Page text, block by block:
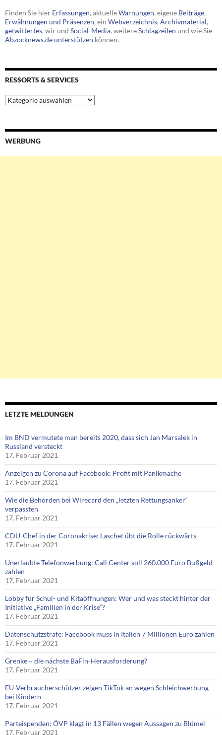
Finden Sie hier Erfassungen, aktuelleWarnungen, eigene Beiträge,
Erwähnungen und Präsenzen, ein Webverzeichnis, Archivmaterial,
getwittertes, wir und Social-Media, weitereSchlagzeilen und wie Sie
Abzocknews.de unterstützen können.
RESSORTS & SERVICES
Ressorts
&
WERBUNG
LETZTE MELDUNGEN
Im BND vermutete man bereits 2020, dass sich Jan Marsalek in
Russland versteckt
17. Februar 2021
Anzeigen zu Corona auf Facebook: Profit mit Panikmache
17. Februar 2021
Wie die Behörden bei Wirecard den „letzten Rettungsanker“
verpassten
17. Februar 2021
CDU-Chef in der Coronakrise: Laschet übt die Rolle rückwärts
17. Februar 2021
Unerlaubte Telefonwerbung: Call Center soll 260.000 Euro Bußgeld
zahlen
17. Februar 2021
Lobby für Schul- und Kitaöffnungen: Wer und was steckt hinter der
Initiative „Familien in der Krise“?
17. Februar 2021
Datenschutzstrafe: Facebook muss in Italien 7 Millionen Euro zahlen
17. Februar 2021
Grenke – die nächste BaFin-Herausforderung?
17. Februar 2021
EU-Verbraucherschützer zeigen TikTok an wegen Schleichwerbung
bei Kindern
17. Februar 2021
Parteispenden: ÖVP klagt in 13 Fällen wegen Aussagen zu Blümel
17. Februar 2021